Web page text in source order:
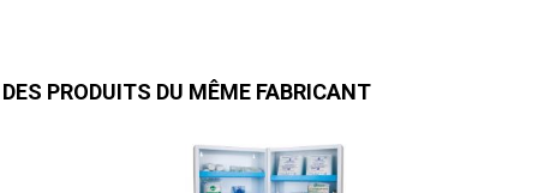
PRODUITS DU MÊME FABRICANT